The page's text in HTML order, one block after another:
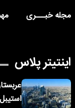
مجله خبـــری
اینتیتر پلاس